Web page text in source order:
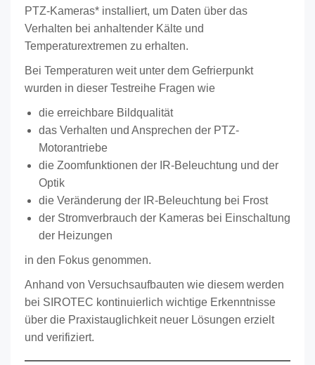
PTZ-Kameras* installiert, um Daten über das
Verhalten bei anhaltender Kälte und
Temperaturextremen zu erhalten.
Bei Temperaturen weit unter dem Gefrierpunkt
wurden in dieser Testreihe Fragen wie
die erreichbare Bildqualität
das Verhalten und Ansprechen der PTZ-
Motorantriebe
die Zoomfunktionen der IR-Beleuchtung und der
Optik
die Veränderung der IR-Beleuchtung bei Frost
der Stromverbrauch der Kameras bei Einschaltung
der Heizungen
in den Fokus genommen.
Anhand von Versuchsaufbauten wie diesem werden
bei SIROTEC kontinuierlich wichtige Erkenntnisse
über die Praxistauglichkeit neuer Lösungen erzielt
und verifiziert.